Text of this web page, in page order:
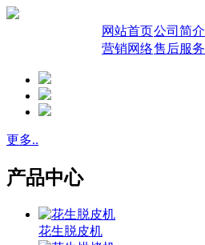
网站首页公司简介
营销网络售后服务
更多..
产品中心
花生脱皮机